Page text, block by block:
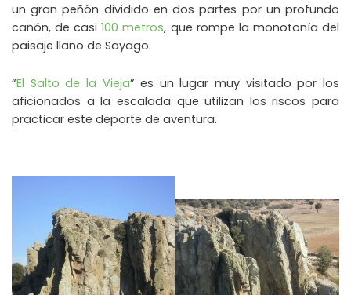
un gran peñón dividido en dos partes por un profundo
cañón, de casi100 metros, que rompe la monotonía del
paisaje llano de Sayago.
“El Salto de la Vieja” es un lugar muy visitado por los
aficionados a la escalada que utilizan los riscos para
practicar este deporte de aventura.